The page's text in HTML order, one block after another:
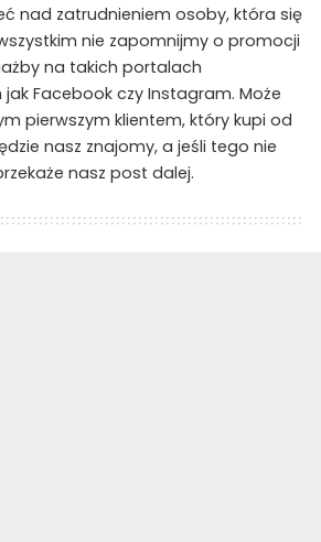
nad zatrudnieniem osoby, która się
nie zapomnijmy o promocji
na takich portalach
Facebook czy Instagram. Może
pierwszym klientem, który kupi od
nasz znajomy, a jeśli tego nie
nasz post dalej.